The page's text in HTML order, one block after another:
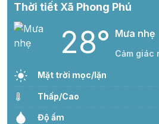
Thời tiết Xã Phong Phú
28° Mưa nhẹ
Cảm giác
Mặt trời mọc/lặn
Thấp/Cao
Độ ẩm